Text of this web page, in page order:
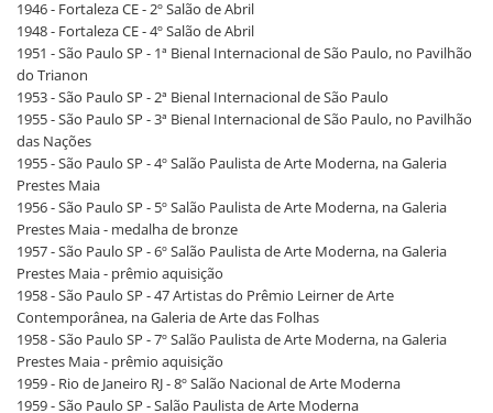
1946 - Fortaleza CE - 2º Salão de Abril
1948 - Fortaleza CE - 4º Salão de Abril
1951 - São Paulo SP - 1ª Bienal Internacional de São Paulo, no Pavilhão
do Trianon
1953 - São Paulo SP - 2ª Bienal Internacional de São Paulo
1955 - São Paulo SP - 3ª Bienal Internacional de São Paulo, no Pavilhão
das Nações
1955 - São Paulo SP - 4º Salão Paulista de Arte Moderna, na Galeria
Prestes Maia
1956 - São Paulo SP - 5º Salão Paulista de Arte Moderna, na Galeria
Prestes Maia - medalha de bronze
1957 - São Paulo SP - 6º Salão Paulista de Arte Moderna, na Galeria
Prestes Maia - prêmio aquisição
1958 - São Paulo SP - 47 Artistas do Prêmio Leirner de Arte
Contemporânea, na Galeria de Arte das Folhas
1958 - São Paulo SP - 7º Salão Paulista de Arte Moderna, na Galeria
Prestes Maia - prêmio aquisição
1959 - Rio de Janeiro RJ - 8º Salão Nacional de Arte Moderna
1959 - São Paulo SP - Salão Paulista de Arte Moderna